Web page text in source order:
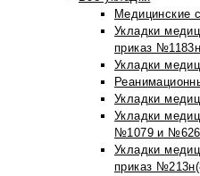
Медицинские
Укладки
приказ
Укладки
Укладки
Укладки
№1079 и
Укладки
приказ